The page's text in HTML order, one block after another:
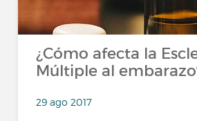
¿Cómo afecta la
Múltiple al
29 ago 2017